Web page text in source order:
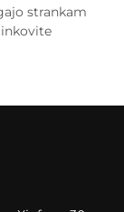
strankam